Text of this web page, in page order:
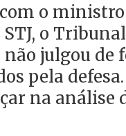
o
STJ, o
julgou de
pela
na análise